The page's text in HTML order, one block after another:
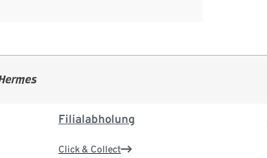
Filialabholung
Click & Collect